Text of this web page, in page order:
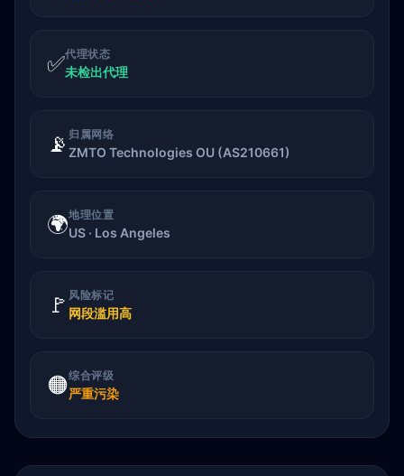
✅代理状态
未检出代理
📡 归属网络
ZMTO Technologies OU (AS210661)
🌍地理位置
US · Los Angeles
🚩 风险标记
网段滥用高
🟠综合评级
严重污染